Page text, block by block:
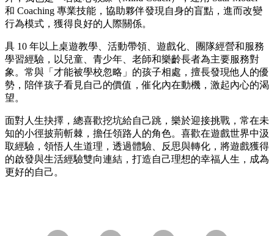
和 Coaching 專業技能，協助夥伴發現自身的盲點，進而改變
行為模式，獲得良好的人際關係。
具 10 年以上桌遊教學、活動帶領、遊戲化、團隊經營和服務
學習經驗，以兒童、青少年、老師和樂齡長者為主要服務對
象。常與「才能被學校忽略」的孩子相處，擅長發現他人的優
勢，陪伴孩子看見自己的價值，催化內在動機，激起內心的渴
望。
面對人生抉擇，總喜歡挖坑給自己跳，樂於迎接挑戰，常在未
知的小徑披荊斬棘，擔任領路人的角色。喜歡在遊戲世界中汲
取經驗，領悟人生道理，透過體驗、反思與轉化，將遊戲獲得
的啟發與生活經驗雙向連結，打造自己理想的幸福人生，成為
更好的自己。